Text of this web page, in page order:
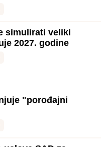
simulirati veliki
2027. godine
"porođajni